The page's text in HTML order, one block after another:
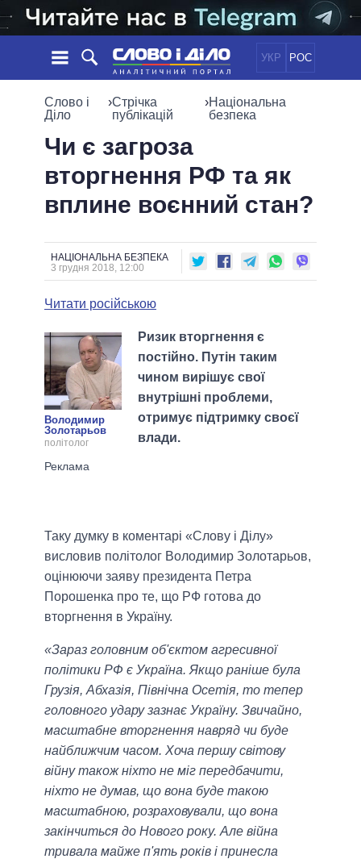
УКР РОС
НОВИНИ
СТАТТІ
ДУМКИ
ДАЙДЖЕСТИ
СУСПІЛЬСТВО
СВІТ
ПОЛIТИКИ
УСІ ПОЛІТИКИ
ВЕРХОВНА РАДА
КАБІНЕТ МІНІСТРІВ
ГОЛОВИ ОБЛАДМІНІСТРАЦІЙ
ВСІ ПЕРСОНИ
ІНФОГРАФІКА
ВІДЕО
ПІДТРИМАТИ
ПОРІВНЯННЯ ПОЛІТИКІВ
Слово і
Діло
›Стрічка
публікацій
›Національна
безпека
Чи є загроза
вторгнення РФ та як
вплине воєнний стан?
НАЦІОНАЛЬНА БЕЗПЕКА
3 грудня 2018, 12:00
Читати російською
Володимир
Золотарьов
політолог
Ризик вторгнення є
постійно. Путін таким
чином вирішує свої
внутрішні проблеми,
отримує підтримку своєї
влади.
Таку думку в коментарі «Слову і Ділу»
висловив політолог Володимир Золотарьов,
оцінюючи заяву президента Петра
Порошенка про те, що РФ готова до
вторгнення в Україну.
«Зараз головним об'єктом агресивної
політики РФ є Україна. Якщо раніше була
Грузія, Абхазія, Північна Осетія, то тепер
головного удару зазнає Україну. Звичайно,
масштабне вторгнення навряд чи буде
найближчим часом. Хоча першу світову
війну також ніхто не міг передбачити,
ніхто не думав, що вона буде такою
масштабною, розраховували, що вона
закінчиться до Нового року. Але війна
тривала майже п'ять років і принесла